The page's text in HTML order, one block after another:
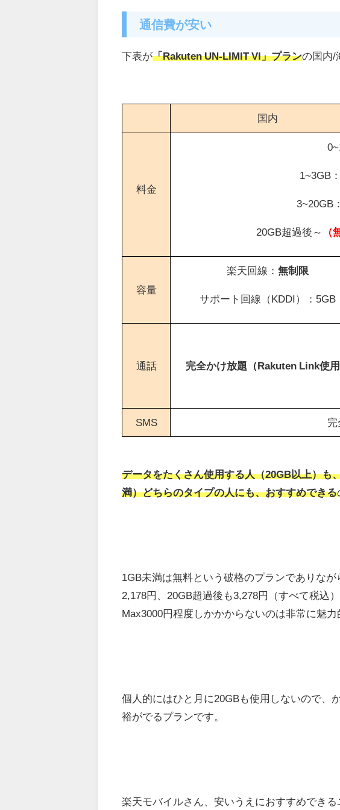
通信費が安い
下表が「Rakuten UN-LIMIT VI」プランの国内/
国内
料金
1~3GB：
3~20GB
20GB超過後～ （
容量
楽天回線：無制限
サポート回線（KDDI）：5GB
通話 完全かけ放題（Rakuten Link使用
SMS 完
データをたくさん使用する人（20GB以上）も
満）どちらのタイプの人にも、おすすめできる
1GB未満は無料という破格のプランでありな
2,178円、20GB超過後も3,278円（すべて税込
Max3000円程度しかかからないのは非常に魅力
個人的にはひと月に20GBも使用しないので、
裕がでるプランです。
楽天モバイルさん、安いうえにおすすめでき